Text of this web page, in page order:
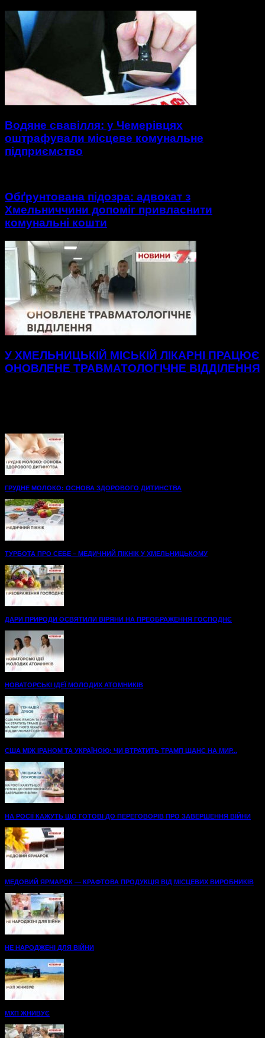
Водяне свавілля: у Чемерівцях
оштрафували місцеве комунальне
підприємство
Обґрунтована підозра: адвокат з
Хмельниччини допоміг привласнити
комунальні кошти
У ХМЕЛЬНИЦЬКІЙ МІСЬКІЙ ЛІКАРНІ ПРАЦЮЄ
ОНОВЛЕНЕ ТРАВМАТОЛОГІЧНЕ ВІДДІЛЕННЯ
ГРУДНЕ МОЛОКО: ОСНОВА ЗДОРОВОГО ДИТИНСТВА
ТУРБОТА ПРО СЕБЕ – МЕДИЧНИЙ ПІКНІК У ХМЕЛЬНИЦЬКОМУ
ДАРИ ПРИРОДИ ОСВЯТИЛИ ВІРЯНИ НА ПРЕОБРАЖЕННЯ ГОСПОДНЄ
НОВАТОРСЬКІ ІДЕЇ МОЛОДИХ АТОМНИКІВ
США МІЖ ІРАНОМ ТА УКРАЇНОЮ: ЧИ ВТРАТИТЬ ТРАМП ШАНС НА МИР...
НА РОСІЇ КАЖУТЬ ЩО ГОТОВІ ДО ПЕРЕГОВОРІВ ПРО ЗАВЕРШЕННЯ ВІЙНИ
МЕДОВИЙ ЯРМАРОК — КРАФТОВА ПРОДУКЦІЯ ВІД МІСЦЕВИХ ВИРОБНИКІВ
НЕ НАРОДЖЕНІ ДЛЯ ВІЙНИ
МХП ЖНИВУЄ